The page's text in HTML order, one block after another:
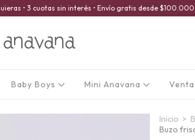
• 3 cuotas sin interés • Envío gratis desde $100.000
Baby Boys Mini Anavana
Inicio >
Buzo